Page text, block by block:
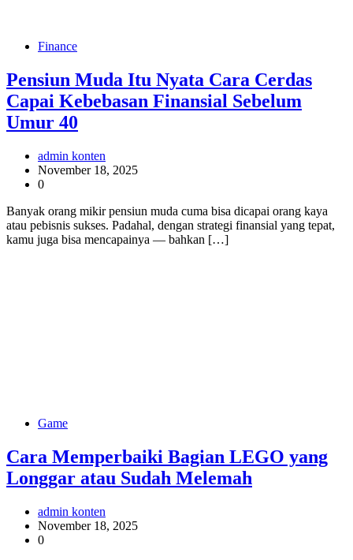
Finance
Pensiun Muda Itu Nyata Cara Cerdas
Capai Kebebasan Finansial Sebelum
Umur 40
admin konten
November 18, 2025
0
Banyak orang mikir pensiun muda cuma bisa dicapai orang kaya
atau pebisnis sukses. Padahal, dengan strategi finansial yang tepat,
kamu juga bisa mencapainya — bahkan […]
Game
Cara Memperbaiki Bagian LEGO yang
Longgar atau Sudah Melemah
admin konten
November 18, 2025
0